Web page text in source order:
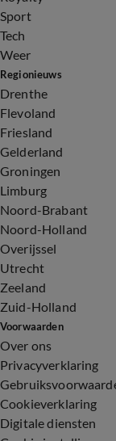
Sport
Tech
Weer
Regionieuws
Drenthe
Flevoland
Friesland
Gelderland
Groningen
Limburg
Noord-Brabant
Noord-Holland
Overijssel
Utrecht
Zeeland
Zuid-Holland
Voorwaarden
Over ons
Privacyverklaring
Cookieverklaring
Digitale diensten